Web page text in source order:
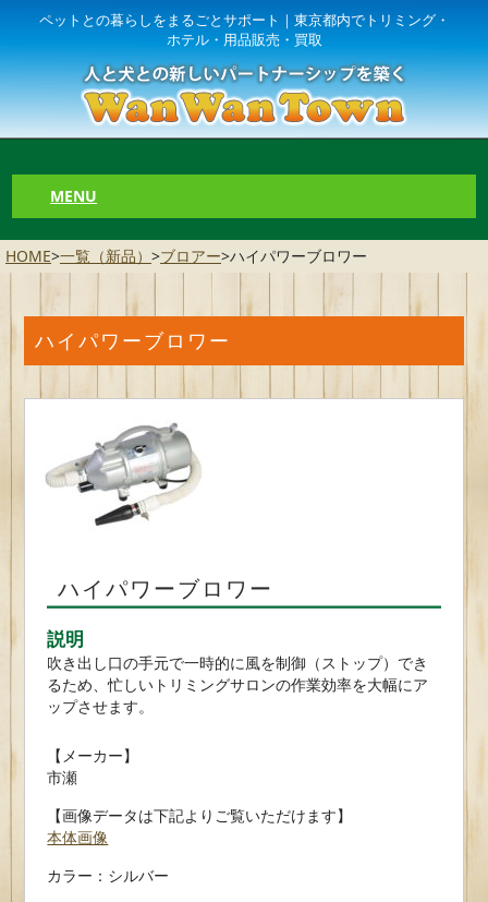
ペットとの暮らしをまるごとサポート｜東京都内でトリミング・
ホテル・用品販売・買取
MENU
HOME>一覧（新品） >ブロアー>ハイパワーブロワー
ハイパワーブロワー
ハイパワーブロワー
説明
吹き出し口の手元で一時的に風を制御（ストップ）でき
るため、忙しいトリミングサロンの作業効率を大幅にア
ップさせます。
【メーカー】
市瀬
【画像データは下記よりご覧いただけます】
本体画像
カラー：シルバー